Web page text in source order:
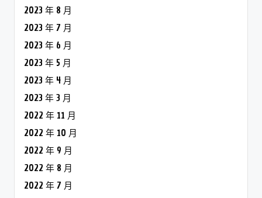
2023 年 8 月
2023 年 7 月
2023 年 6 月
2023 年 5 月
2023 年 4 月
2023 年 3 月
2022 年 11 月
2022 年 10 月
2022 年 9 月
2022 年 8 月
2022 年 7 月